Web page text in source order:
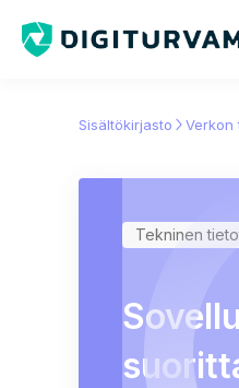
Sisältökirjasto Verkon
Tekninen